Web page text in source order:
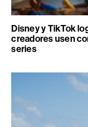
Disney y TikTok
creadores usen
series